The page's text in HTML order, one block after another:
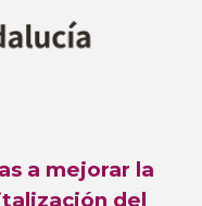
a mejorar la
del